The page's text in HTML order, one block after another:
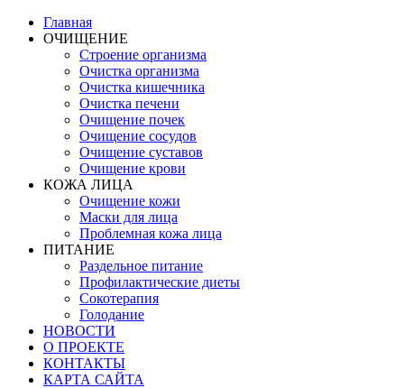
Главная
ОЧИЩЕНИЕ
Строение организма
Очистка организма
Очистка кишечника
Очистка печени
Очищение почек
Очищение сосудов
Очищение суставов
Очищение крови
КОЖА ЛИЦА
Очищение кожи
Маски для лица
Проблемная кожа лица
ПИТАНИЕ
Раздельное питание
Профилактические диеты
Сокотерапия
Голодание
НОВОСТИ
О ПРОЕКТЕ
КОНТАКТЫ
КАРТА САЙТА